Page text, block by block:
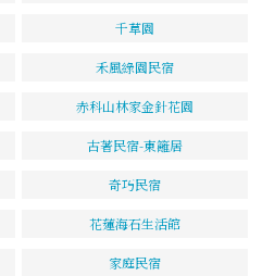
千草園
禾風綠園民宿
赤科山林家金針花園
古著民宿-東籬居
奇巧民宿
花蓮海石生活館
家庭民宿